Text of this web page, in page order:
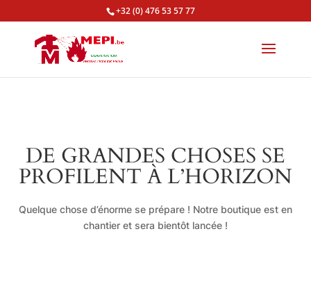
+32 (0) 476 53 57 77
DE GRANDES CHOSES SE
PROFILENT À L’HORIZON
Quelque chose d’énorme se prépare ! Notre boutique est en
chantier et sera bientôt lancée !